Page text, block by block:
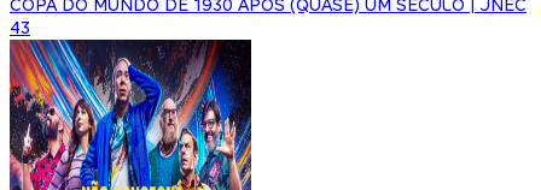
COPA DO MUNDO DE 1930 APÓS (QUASE) UM SÉCULO | JNEC
43